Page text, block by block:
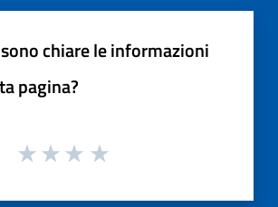
chiare le informazioni
pagina?